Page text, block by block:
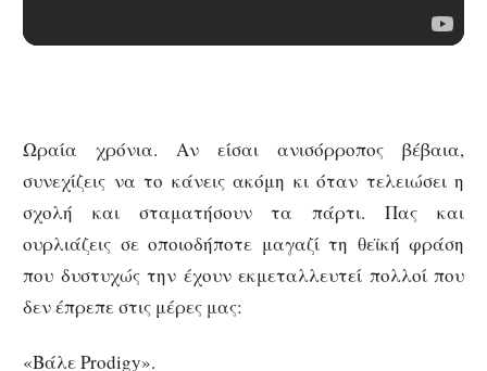
Ωραία χρόνια. Αν είσαι ανισόρροπος βέβαια,
συνεχίζεις να το κάνεις ακόμη κι όταν τελειώσει η
σχολή και σταματήσουν τα πάρτι. Πας και
ουρλιάζεις σε οποιοδήποτε μαγαζί τη θεϊκή φράση
που δυστυχώς την έχουν εκμεταλλευτεί πολλοί που
δεν έπρεπε στις μέρες μας:
«Βάλε Prodigy».